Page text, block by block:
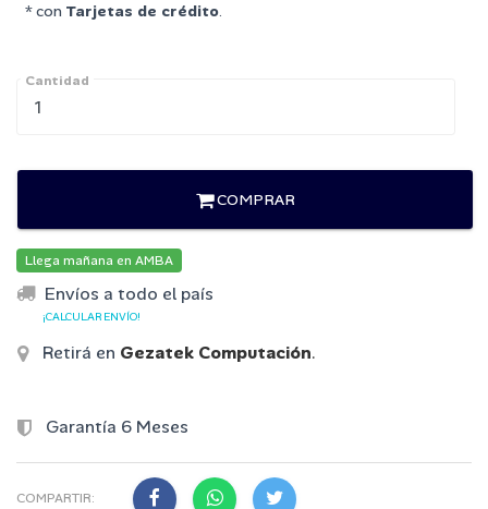
* con Tarjetas de crédito.
Cantidad
COMPRAR
Llega mañana en AMBA
Envíos a todo el país
¡CALCULAR ENVÍO!
Retirá en Gezatek Computación.
Garantía 6 Meses
COMPARTIR: